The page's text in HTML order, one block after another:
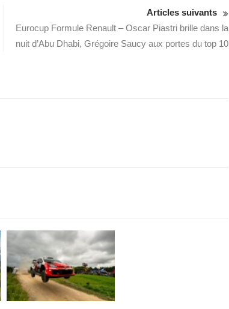
Articles suivants
Eurocup Formule Renault – Oscar Piastri brille dans la
nuit d’Abu Dhabi, Grégoire Saucy aux portes du top 10